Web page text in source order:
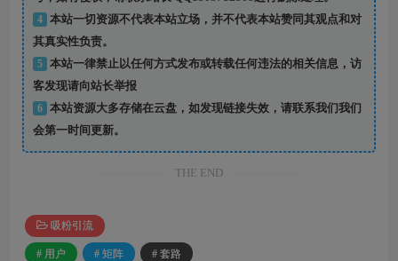
4
本站一切资源不代表本站立场，并不代表本站赞同其观点和对
其真实性负责。
5
本站一律禁止以任何方式发布或转载任何违法的相关信息，访
客发现请向站长举报
6
本站资源大多存储在云盘，如发现链接失效，请联系我们我们
会第一时间更新。
THE END
吸粉引流
# 用户 # 矩阵 # 套路